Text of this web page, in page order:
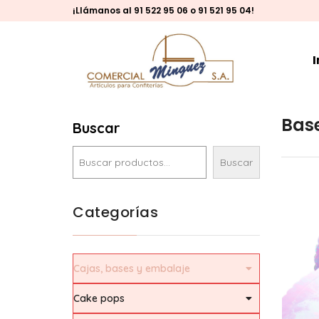
¡Llámanos al 91 522 95 06 o 91 521 95 04!
Buscar
Buscar
Categorías
Cajas, bases y embalaje
Bases tarta
Cake pops